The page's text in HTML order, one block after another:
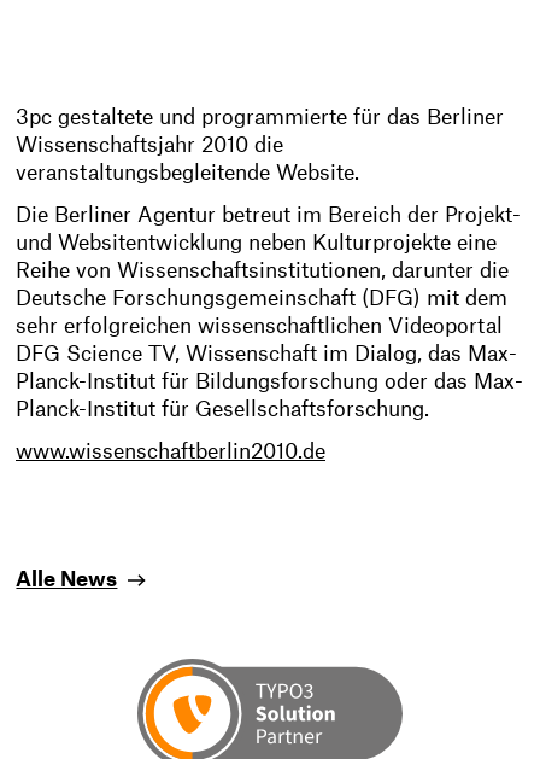
3pc gestaltete und programmierte für das Berliner
Wissenschaftsjahr 2010 die
veranstaltungsbegleitende Website.
Die Berliner Agentur betreut im Bereich der Projekt-
und Websitentwicklung neben Kulturprojekte eine
Reihe von Wissenschaftsinstitutionen, darunter die
Deutsche Forschungsgemeinschaft (DFG) mit dem
sehr erfolgreichen wissenschaftlichen Videoportal
DFG Science TV, Wissenschaft im Dialog, das Max-
Planck-Institut für Bildungsforschung oder das Max-
Planck-Institut für Gesellschaftsforschung.
www.wissenschaftberlin2010.de
Alle News